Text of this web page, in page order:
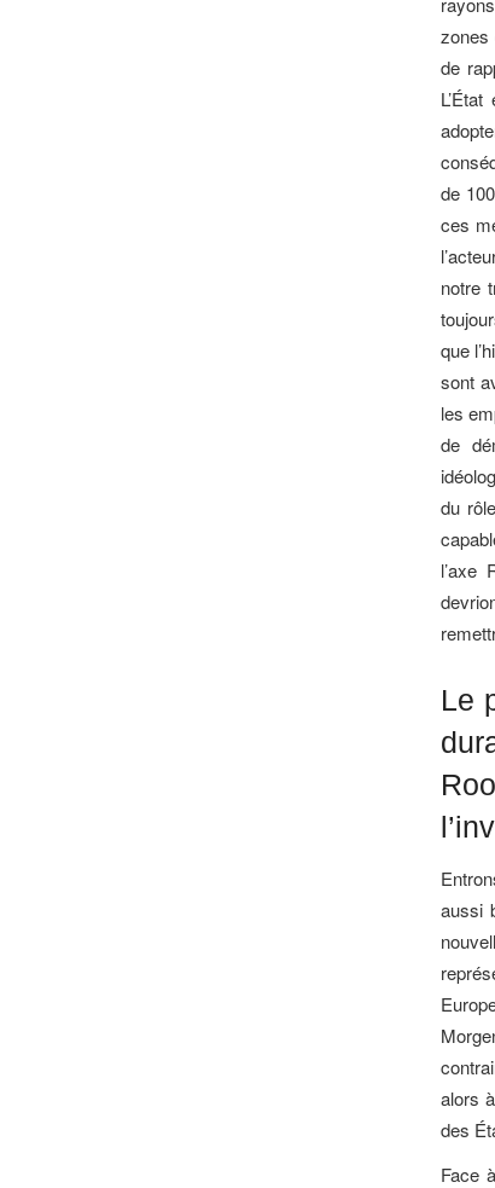
zones
de
de
ces
notre
que
sont
les
de
du
l’axe
Le
aussi
alors
des
Face